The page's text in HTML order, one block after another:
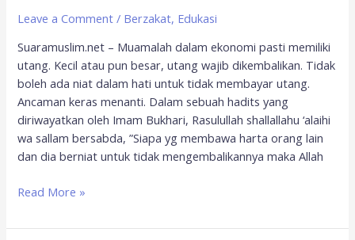
Leave a Comment / Berzakat, Edukasi
Suaramuslim.net – Muamalah dalam ekonomi pasti memiliki
utang. Kecil atau pun besar, utang wajib dikembalikan. Tidak
boleh ada niat dalam hati untuk tidak membayar utang.
Ancaman keras menanti. Dalam sebuah hadits yang
diriwayatkan oleh Imam Bukhari, Rasulullah shallallahu ‘alaihi
wa sallam bersabda, ”Siapa yg membawa harta orang lain
dan dia berniat untuk tidak mengembalikannya maka Allah
Read More »